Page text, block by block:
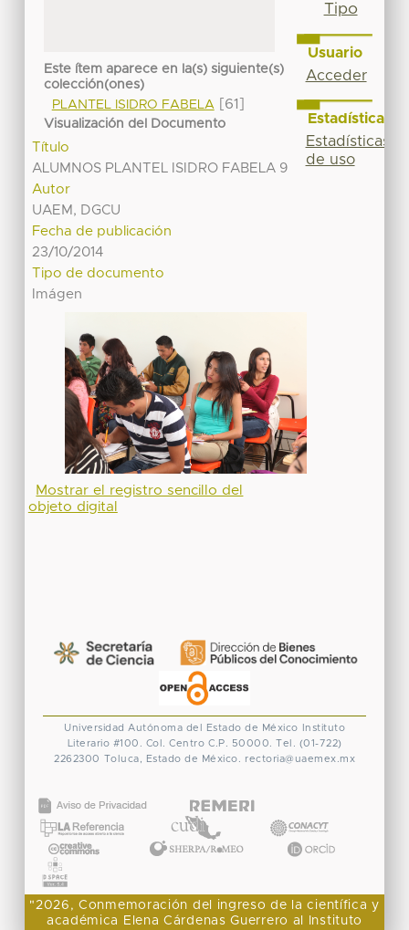
Este ítem aparece en la(s) siguiente(s)
colección(ones)
PLANTEL ISIDRO FABELA [61]
Visualización del Documento
Título
ALUMNOS PLANTEL ISIDRO FABELA 9
Autor
UAEM, DGCU
Fecha de publicación
23/10/2014
Tipo de documento
Imágen
Mostrar el registro sencillo del
objeto digital
Tipo
Usuario
Acceder
Estadísticas
Estadísticas
de uso
Universidad Autónoma del Estado de México
Instituto
Literario #100. Col. Centro C.P. 50000. Tel. (01-722)
2262300 Toluca, Estado de México. rectoria@uaemex.mx
"2026, Conmemoración del ingreso de la científica y
académica Elena Cárdenas Guerrero al Instituto